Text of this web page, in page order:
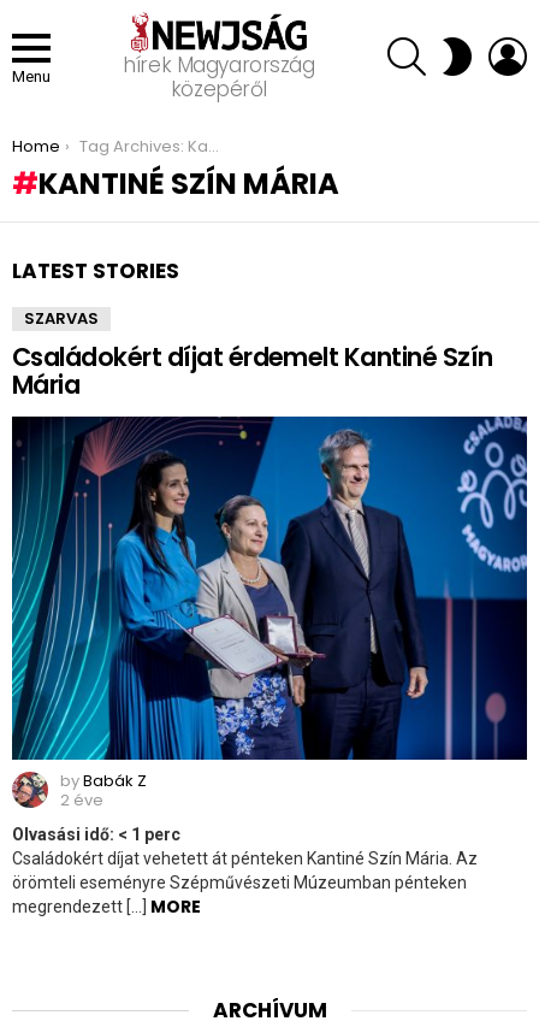
Menu
hírek Magyarország
közepéről
SEARCH SWITCH
SKIN
You are here:
Home Tag Archives: Kantiné Szín Mária
KANTINÉ SZÍN MÁRIA
LATEST STORIES
SZARVAS
Családokért díjat érdemelt Kantiné Szín
Mária
byBabák Z
2 éve
Olvasási idő: < 1 perc
Családokért díjat vehetett át pénteken Kantiné Szín Mária. Az
örömteli eseményre Szépművészeti Múzeumban pénteken
megrendezett […] MORE
ARCHÍVUM